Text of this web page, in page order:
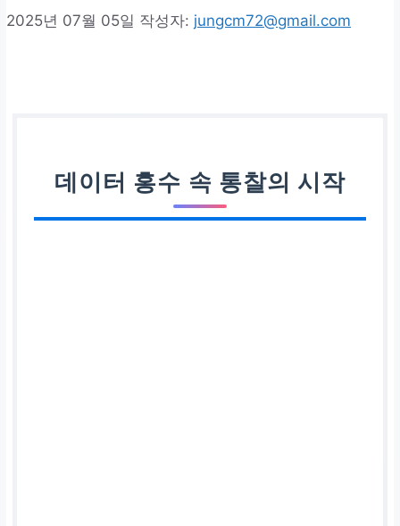
2025년 07월 05일 작성자: jungcm72@gmail.com
데이터 홍수 속 통찰의 시작